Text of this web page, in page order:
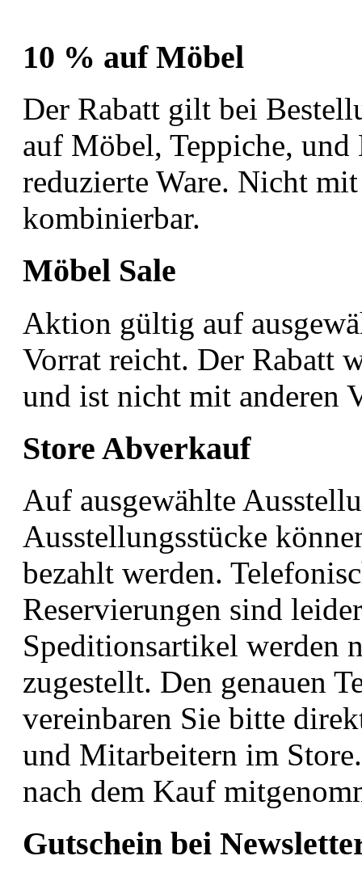
10 % auf Möbel
Der Rabatt gilt bei
auf Möbel, Teppiche, und
reduzierte Ware. Nicht
kombinierbar.
Möbel Sale
Aktion gültig auf
Vorrat reicht. Der Rabatt
und ist nicht mit anderen
Store Abverkauf
Auf ausgewählte
Ausstellungsstücke
bezahlt werden.
Reservierungen sind
Speditionsartikel werden
zugestellt. Den genauen
vereinbaren Sie bitte
und Mitarbeitern im
nach dem Kauf
Gutschein bei